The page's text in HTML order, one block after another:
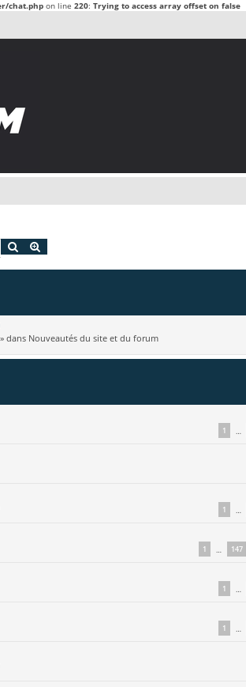
chat.php on line 220: Trying to access array offset on false
Rechercher
dans Nouveautés du site et du forum
1
1
1 147
1
1